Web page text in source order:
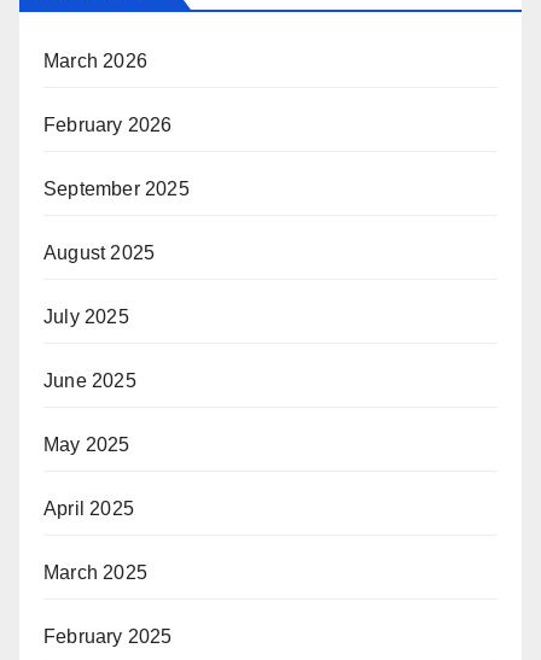
March 2026
February 2026
September 2025
August 2025
July 2025
June 2025
May 2025
April 2025
March 2025
February 2025